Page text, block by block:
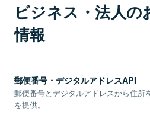
ビジネス・法人の
情報
郵便番号・デジタルアドレスAPI
郵便番号とデジタルアドレスから住所
を提供。